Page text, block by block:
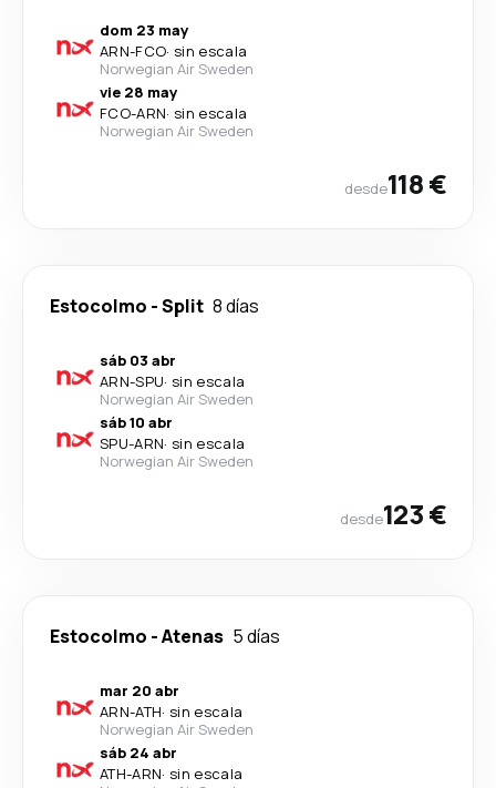
dom 23 may
ARN-FCO· sin escala
Norwegian Air Sweden
vie 28 may
FCO-ARN· sin escala
Norwegian Air Sweden
desde118 €
Estocolmo -Split 8 días
sáb 03 abr
ARN-SPU· sin escala
Norwegian Air Sweden
sáb 10 abr
SPU-ARN· sin escala
Norwegian Air Sweden
desde123 €
Estocolmo -Atenas 5 días
mar 20 abr
ARN-ATH· sin escala
Norwegian Air Sweden
sáb 24 abr
ATH-ARN· sin escala